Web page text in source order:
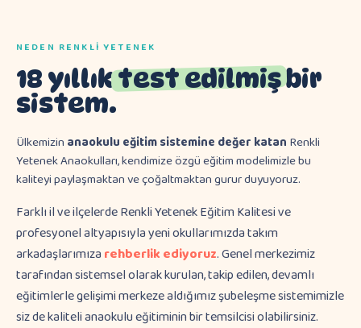
NEDEN RENKLI YETENEK
18 yıllıktest edilmişbir
sistem.
Ülkemizin anaokulu eğitim sistemine değer katan Renkli
Yetenek Anaokulları, kendimize özgü eğitim modelimizle bu
kaliteyi paylaşmaktan ve çoğaltmaktan gurur duyuyoruz.
Farklı il ve ilçelerde Renkli Yetenek Eğitim Kalitesi ve
profesyonel altyapısıyla yeni okullarımızda takım
arkadaşlarımıza rehberlik ediyoruz. Genel merkezimiz
tarafından sistemsel olarak kurulan, takip edilen, devamlı
eğitimlerle gelişimi merkeze aldığımız şubeleşme sistemimizle
siz de kaliteli anaokulu eğitiminin bir temsilcisi olabilirsiniz.